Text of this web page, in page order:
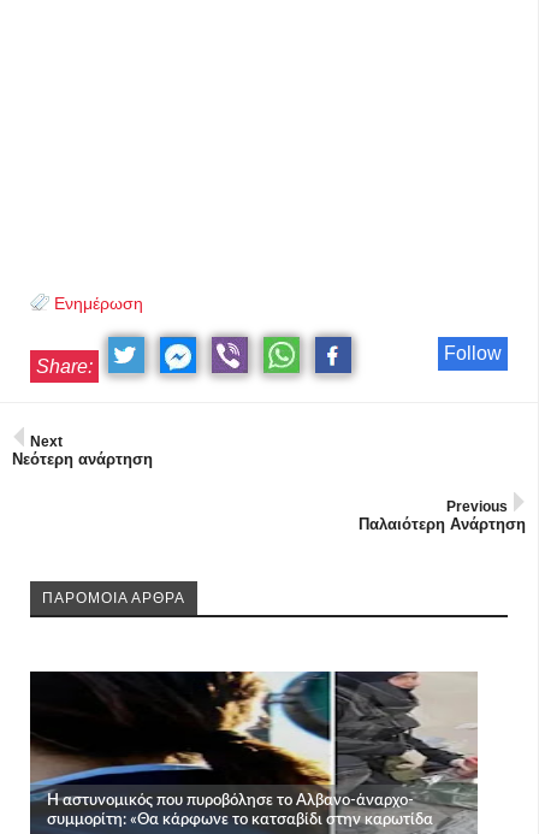
Ενημέρωση
Follow
Share:
Next
Νεότερη ανάρτηση
Previous
Παλαιότερη Ανάρτηση
ΠΑΡΟΜΟΙΑ ΑΡΘΡΑ